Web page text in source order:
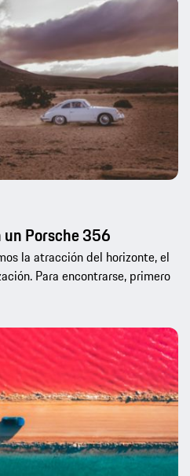
un Porsche 356
la atracción del horizonte, el
Para encontrarse, primero